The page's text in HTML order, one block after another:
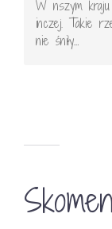
W nszym kraju
inczej. Takie
nie śniły…